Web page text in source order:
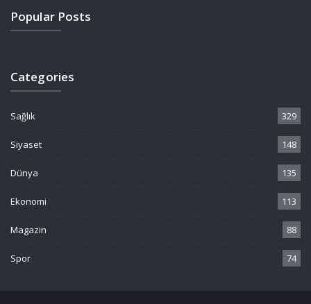
Popular Posts
Categories
Sağlık 329
Siyaset 148
Dünya 135
Ekonomi 113
Magazin 88
Spor 74